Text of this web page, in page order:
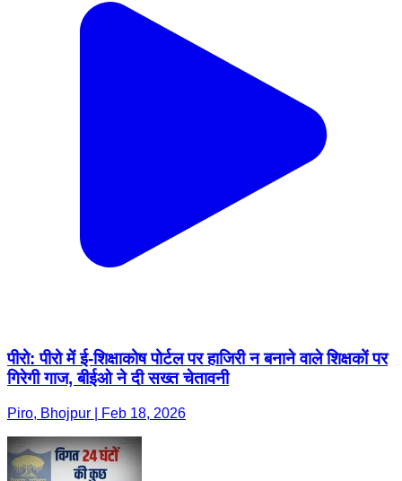
पीरो: पीरो में ई-शिक्षाकोष पोर्टल पर हाजिरी न बनाने वाले शिक्षकों पर
गिरेगी गाज, बीईओ ने दी सख्त चेतावनी
Piro, Bhojpur | Feb 18, 2026